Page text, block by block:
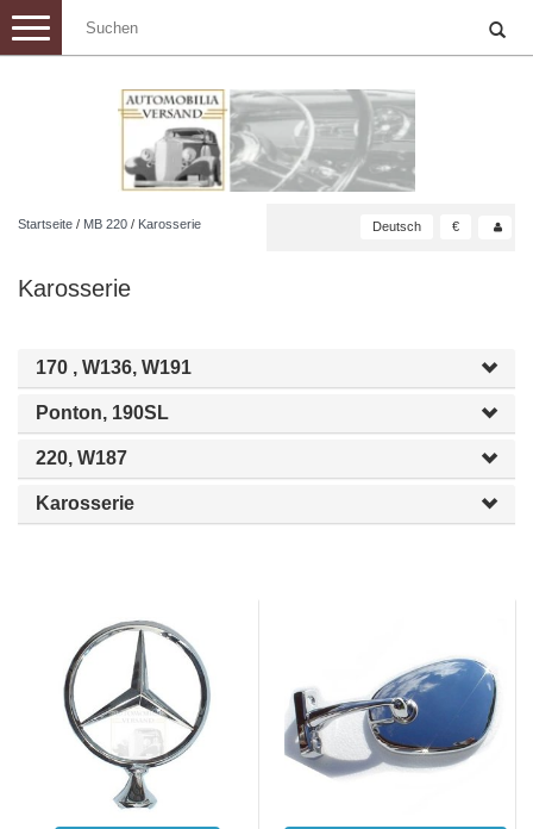
Toggle
navigation
Startseite / MB 220 / Karosserie Deutsch €
Karosserie
170 , W136, W191
Ponton, 190SL
220, W187
Karosserie